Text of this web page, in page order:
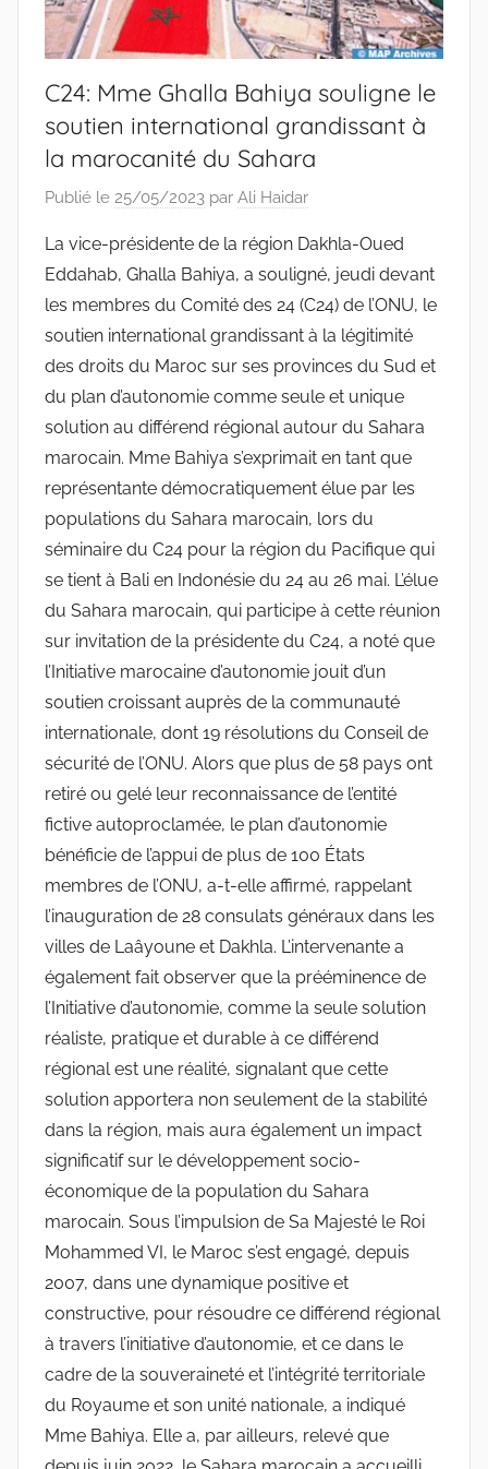
C24: Mme Ghalla Bahiya souligne le
soutien international grandissant à
la marocanité du Sahara
Publié le 25/05/2023 par Ali Haidar
La vice-présidente de la région Dakhla-Oued Eddahab, Ghalla Bahiya, a souligné, jeudi devant les membres du Comité des 24 (C24) de l’ONU, le soutien international grandissant à la légitimité des droits du Maroc sur ses provinces du Sud et du plan d’autonomie comme seule et unique solution au différend régional autour du Sahara marocain. Mme Bahiya s’exprimait en tant que représentante démocratiquement élue par les populations du Sahara marocain, lors du séminaire du C24 pour la région du Pacifique qui se tient à Bali en Indonésie du 24 au 26 mai. L’élue du Sahara marocain, qui participe à cette réunion sur invitation de la présidente du C24, a noté que l’Initiative marocaine d’autonomie jouit d’un soutien croissant auprès de la communauté internationale, dont 19 résolutions du Conseil de sécurité de l’ONU. Alors que plus de 58 pays ont retiré ou gelé leur reconnaissance de l’entité fictive autoproclamée, le plan d’autonomie bénéficie de l’appui de plus de 100 États membres de l’ONU, a-t-elle affirmé, rappelant l’inauguration de 28 consulats généraux dans les villes de Laâyoune et Dakhla. L’intervenante a également fait observer que la prééminence de l’Initiative d’autonomie, comme la seule solution réaliste, pratique et durable à ce différend régional est une réalité, signalant que cette solution apportera non seulement de la stabilité dans la région, mais aura également un impact significatif sur le développement socio-économique de la population du Sahara marocain. Sous l’impulsion de Sa Majesté le Roi Mohammed VI, le Maroc s’est engagé, depuis 2007, dans une dynamique positive et constructive, pour résoudre ce différend régional à travers l’initiative d’autonomie, et ce dans le cadre de la souveraineté et l’intégrité territoriale du Royaume et son unité nationale, a indiqué Mme Bahiya. Elle a, par ailleurs, relevé que depuis juin 2022, le Sahara marocain a accueilli des forums internationaux d’investissement avec l’Espagne, les États-Unis et la Pologne, ainsi que des cérémonies de signature d’accords de jumelage avec des villes italiennes et américaines, outre l’ouverture de la Chambre de commerce maroco-brésilienne. Dans la même veine, l’intervenante a rappelé la tenue, dans cette partie du Royaume, des commissions mixtes, notamment avec l’Union des Comores et la Sierra Leone, précisant que ces commissions contribuent au renforcement de la coopération et à la promotion du développement durable dans divers secteurs en Afrique et mettent en lumière la reconnaissance internationale de la souveraineté du Maroc sur son Sahara. Ces réunions d’envergure confirment également que le Sahara marocain est devenu une plaque tournante continentale pour le développement socio-économique en Afrique, a-t-elle dit. Évoquant les élections régionales et locales de 2021, l’élue du Sahara marocain a fait remarquer que ces échéances ont mis en évidence l’engagement du Royaume en faveur de la démocratie, l’État de droit et les droits de l’homme, y compris dans la région de Dakhla-Oued Eddahab, où elle était élue vice-présidente du Conseil de la région éponyme. Elle a, en outre, indiqué que le processus électoral dans les provinces du Sud, à l’instar des autres régions du Royaume, s’est déroulé dans le respect des normes internationales de démocratie et de transparence, un constat validé par plus de 5.000 observateurs nationaux et internationaux. Se disant fière de la participation active et agissante des populations locales aux élections au Sahara, Mme Bahiya a rappelé que le taux de participation dans les régions de Dakhla-Oued Eddahab et Laâyoune Sakia El Hamra a frôlé les 58,30% et 66,94% respectivement. Il s’agit, selon elle, d’un indicateur significatif qui atteste du mode de vie paisible des populations résidant dans les provinces du Sud du Maroc et démontre le caractère illégitime du « polisario » et son simulacre « congrès » imposé par le pays hôte des camps de Tindouf. L’élue du Sahara marocain a affirmé que tous ces indicateurs reflètent l’implication « enthousiaste et productive » des populations locales dans la dynamique de croissance socio-économique que connaissent les provinces du Sud, ainsi que leur participation active dans la sphère politique, contrairement aux allégations fallacieuses du pays hôte des camps de Tindouf et du « polisario », qui prétendent à tort que le Sahara marocain est occupé militairement. « C’est un mensonge. Je suis ici pour vous dire que le Sahara marocain a réintégré sa juste place dans l’intégrité territoriale nationale du Maroc », a-t-elle insisté devant les membres du C24. S’agissant de la dynamique de développement tous azimuts dans les provinces du Sud, Mme Bahiya a mis en avant les progrès réalisés en matière de mise en œuvre des Objectifs de développement durable (ODD). En droite ligne des Instructions de Sa Majesté le Roi Mohammed VI, le Sahara marocain vit au rythme d’un développement remarquable qui a permis à ses populations de vivre dans la paix, la liberté, la prospérité et la réalisation des ODD, a-t-elle fait remarquer, tout en se félicitant de la stratégie du Royaume dans ses provinces du Sud et de sa dynamique de convergence accélérée vers les Objectifs de développement durable. Cette stratégie a également joué un rôle crucial, selon elle, dans la mise en œuvre de l’Agenda 2030 des Nations Unies, étant donné qu’il s’agit d’un modèle de solidarité et d’un moteur de développement local, régional et continental, comme en témoignent de nombreux rapports du Secrétaire général de l’ONU au Conseil de sécurité et à l’Assemblée générale, a-t-elle ajouté. A ce propos, l’intervenante a expliqué que depuis le lancement en 2015 du Nouveau modèle de développement des provinces du Sud, des projets d’investissement d’envergure ont été réalisés notamment dans les domaines des infrastructures (routes, ports et aéroports), de la santé, de la formation, l’industrie, l’agriculture, les énergies renouvelables, le tourisme, l’exploitation minière, la pêche maritime et dans les secteurs sociaux. Dotée d’un budget de 8 milliards de dollars, cette « initiative ambitieuse » vise à imprimer une nouvelle dynamique aux projets socio-économiques et structurels de la région pour répondre aux normes mondiales, a-t-elle indiqué, notant que depuis sa participation l’an dernier au séminaire régional du C24 à Sainte-Lucie, la région de Dakhla a vu l’inauguration de plusieurs projets d’infrastructure comme l’usine de dessalement d’eau et le parc éolien, qui généreront des milliers d’emplois permanents. La région a également connu des avancées significatives dans ses infrastructures, notamment la construction de la voie express Tiznit-Laâyoune-Dakhla, le port de Dakhla Atlantique et l’extension du réseau et de la couverture électrique, a-t-elle ajouté. L’intervenante a, de même, cité le Centre hospitalier universitaire régional de Laâyoune dont l’ouverture est prévue en 2024, les unités de dessalement d’eau de mer qui sont en cours de réalisation à Laâyoune, Tarfaya et Smara, et celles achevées à Boujdour et Oued Eddahab, notant que des projets d’assainissement sont en voie d’achèvement à Laâyoune et Foum El Oued, alors que d’autres ont été finalisés à Tarfaya. Elle a également indiqué que des programmes, comme celui de la Fondation Phosboucraa, constituent une source de fierté locale et d’appropriation du Nouveau modèle de développement et pourraient valablement inspirer d’autres régions du Royaume, voire d’autres pays. Plusieurs indicateurs socio-économiques, notamment au niveau du PIB par habitant, sont plus élevés au Sahara marocain par rapport aux autres régions du Royaume, a encore relevé Mme Bahiya, précisant que les deux régions des provinces du Sud ont réalisé un taux de croissance annuel très supérieur à la moyenne nationale, à savoir 10,9% pour Laâyoune Sakia El Hamra et 10,5% pour Dakhla-Oued Eddahab, soit 50% de plus que la moyenne nationale. Elle a signalé que les provinces du Sud ont les indicateurs de développement humain les plus élevés par rapport à toute autre région du Royaume, dépassant les attentes et bien au-dessus des 6% dans lesquels elles se trouvaient à leur retour à la mère patrie en 1975. Et de poursuivre que la région bénéficie aussi d’un taux de préscolarisation et d’une densité médicale élevés, et a connu une croissance importante dans le secteur du tourisme avec 51.920 passagers accueillis à l’aéroport de Dakhla au cours du premier trimestre 2023. Evoquant la situation dans les camps de Tindouf, dans le sud-ouest de l’Algérie, Mme Bahiya a indiqué que les populations y séquestrée sont confrontées à des conditions de vie dramatiques, à des violations des droits de l’homme et de l’enfant, en sus de la malnutrition chronique et l’absence de la liberté de mouvement. « Les populations dans ces camps sont privées de leur droit fondamental de protester contre la répression constante et la marginalisation par le pays hôte et le +polisario+ », comme l’attestent de nombreux rapports officiels du Comité des droits de l’homme des Nations Unies, s’est-elle indignée, relevant que ce Comité a noté dans ses observations que le pays hôte a de facto transféré ses compétences juridictionnelles au “polisario” sur les territoires des camps de Tindouf. “Ces camps échappent au contrôle juridictionnel des tribunaux du pays hôte, ce qui constitue une violation flagrante des principes fondamentaux du droit international”, a souligné l’intervenante devant les membres du C24 de l’ONU, ajoutant qu’au lieu d’apporter une aide à ceux qui en ont besoin pour en finir avec la malnutrition chronique, le pays hôte et le “polisario” utilisent l’aide humanitaire pour acquérir du matériel militaire. Ces détournements ont été révélés au grand jour plus tôt cette année par le Programme alimentaire mondial (PAM) dans son rapport intitulé « Evaluation of Algeria WFP Interim Country Strategic Plan 2019-2022 », outre le rapport de l’Office européen de l